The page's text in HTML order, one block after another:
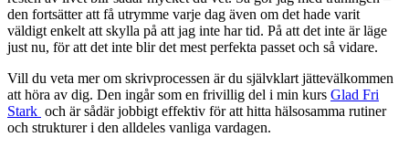
den fortsätter att få utrymme varje dag även om det hade varit
väldigt enkelt att skylla på att jag inte har tid. På att det inte är läge
just nu, för att det inte blir det mest perfekta passet och så vidare.
Vill du veta mer om skrivprocessen är du självklart jättevälkommen
att höra av dig. Den ingår som en frivillig del i min kurs Glad Fri
Stark och är sådär jobbigt effektiv för att hitta hälsosamma rutiner
och strukturer i den alldeles vanliga vardagen.